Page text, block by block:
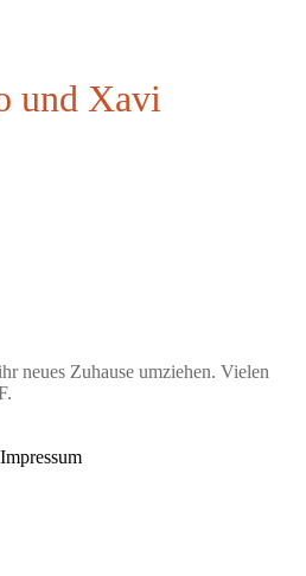
und Xavi
neues Zuhause umziehen. Vielen
Impressum